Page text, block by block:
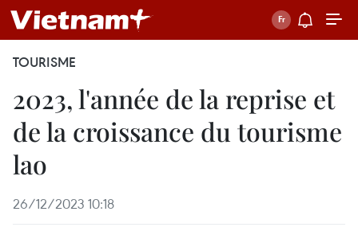
TOURISME
2023, l'année de la reprise et
de la croissance du tourisme
lao
26/12/2023 10:18